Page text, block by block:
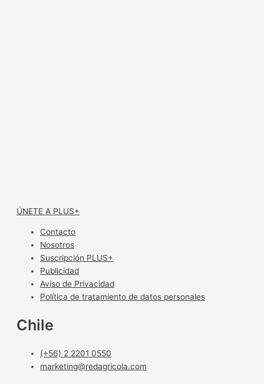
ÚNETE A PLUS+
Contacto
Nosotros
Suscripción PLUS+
Publicidad
Aviso de Privacidad
Política de tratamiento de datos personales
Chile
(+56) 2 2201 0550
marketing@redagricola.com